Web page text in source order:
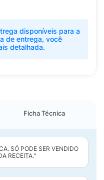
disponíveis para a
de entrega, você
detalhada.
Ficha Técnica
SÓ PODE SER VENDIDO
RECEITA."